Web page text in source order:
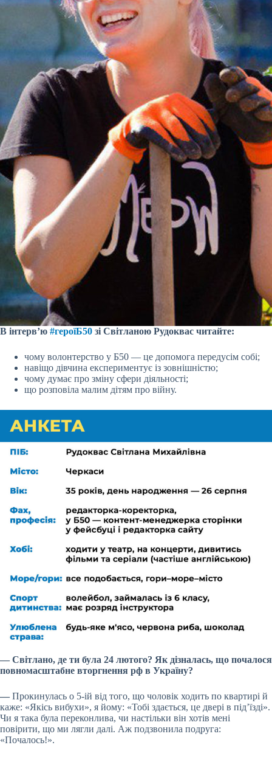
В інтерв’ю #героїБ50 зі Світланою Рудоквас читайте:
чому волонтерство у Б50 — це допомога передусім собі;
навіщо дівчина експериментує із зовнішністю;
чому думає про зміну сфери діяльності;
що розповіла малим дітям про війну.
— Світлано, де ти була 24 лютого? Як дізналась, що почалося
повномасштабне вторгнення рф в Україну?
— Прокинулась о 5-ій від того, що чоловік ходить по квартирі й
каже: «Якісь вибухи», я йому: «Тобі здається, це двері в під’їзді».
Чи я така була переконлива, чи настільки він хотів мені
повірити, що ми лягли далі. Аж подзвонила подруга:
«Почалось!».